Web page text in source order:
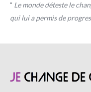
" Le monde déteste le
qui lui a permis de